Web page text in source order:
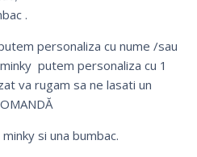
.
personaliza cu nume /sau
putem personaliza cu 1
va rugam sa ne lasati un
si una bumbac.